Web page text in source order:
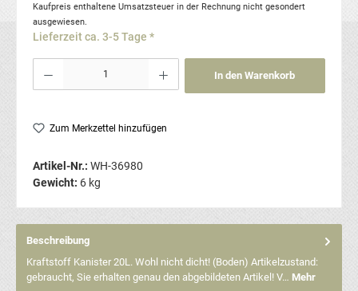
Kaufpreis enthaltene Umsatzsteuer in der Rechnung nicht gesondert
ausgewiesen.
Lieferzeit ca. 3-5 Tage *
In den Warenkorb
Zum Merkzettel hinzufügen
Artikel-Nr.: WH-36980
Gewicht: 6 kg
Beschreibung
Kraftstoff Kanister 20L. Wohl nicht dicht! (Boden) Artikelzustand:
gebraucht, Sie erhalten genau den abgebildeten Artikel! V… Mehr